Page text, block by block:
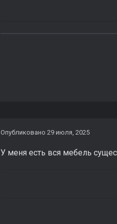
Опубликовано 29 июля, 2025
У меня есть вся мебель